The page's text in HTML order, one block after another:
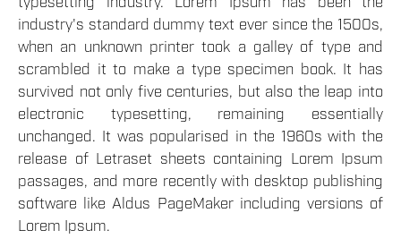
industry's standard dummy text ever since the 1500s,
when an unknown printer took a galley of type and
scrambled it to make a type specimen book. It has
survived not only five centuries, but also the leap into
electronic typesetting, remaining essentially
unchanged. It was popularised in the 1960s with the
release of Letraset sheets containing Lorem Ipsum
passages, and more recently with desktop publishing
software like Aldus PageMaker including versions of
Lorem Ipsum.